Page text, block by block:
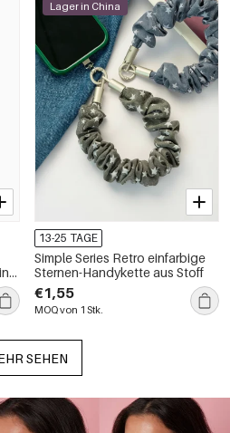
Lager in China
13-25 TAGE
Simple Series Retro einfarbige
Sternen-Handykette aus Stoff
€1,55
MOQ von 1 Stk.
SEHEN